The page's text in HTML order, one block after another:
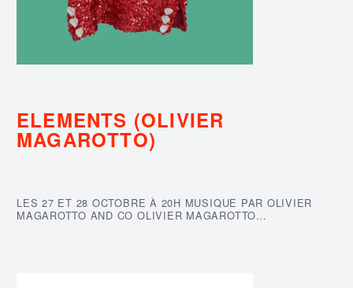
ELEMENTS (OLIVIER
MAGAROTTO)
LES 27 ET 28 OCTOBRE À 20H MUSIQUE PAR OLIVIER
MAGAROTTO AND CO OLIVIER MAGAROTTO…